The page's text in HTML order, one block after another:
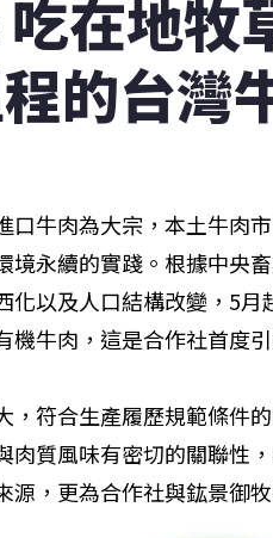
在地牧
的台灣
口牛肉為大宗，本土牛肉
境永續的實踐。根據中央
化以及人口結構改變，5
機牛肉，這是合作社首度
，符合生產履歷規範條件
肉質風味有密切的關聯性
源，更為合作社與鈜景御